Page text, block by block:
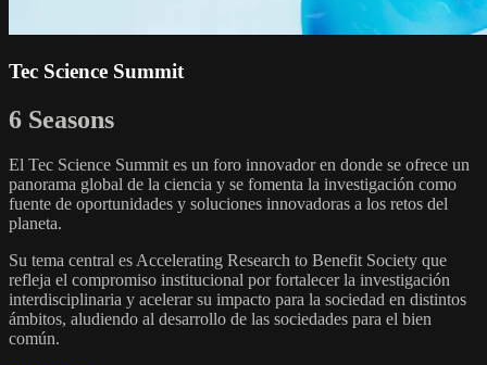
Tec Science Summit
6 Seasons
El Tec Science Summit es un foro innovador en donde se ofrece un
panorama global de la ciencia y se fomenta la investigación como
fuente de oportunidades y soluciones innovadoras a los retos del
planeta.
Su tema central es Accelerating Research to Benefit Society que
refleja el compromiso institucional por fortalecer la investigación
interdisciplinaria y acelerar su impacto para la sociedad en distintos
ámbitos, aludiendo al desarrollo de las sociedades para el bien
común.